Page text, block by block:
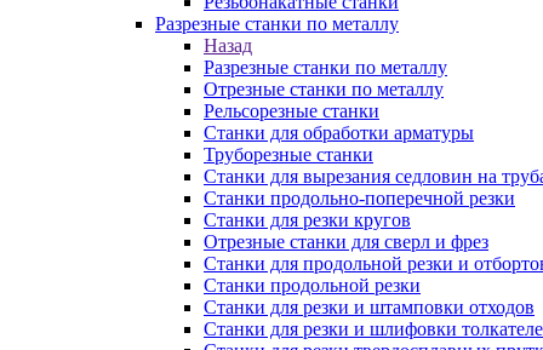
Разрезные станки по металлу
Назад
Разрезные станки по металлу
Отрезные станки по металлу
Рельсорезные станки
Станки для обработки арматуры
Труборезные станки
Станки для вырезания седловин на
Станки продольно-поперечной резки
Станки для резки кругов
Отрезные станки для сверл и фрез
Станки для продольной резки и
Станки продольной резки
Станки для резки и штамповки отходов
Станки для резки и шлифовки